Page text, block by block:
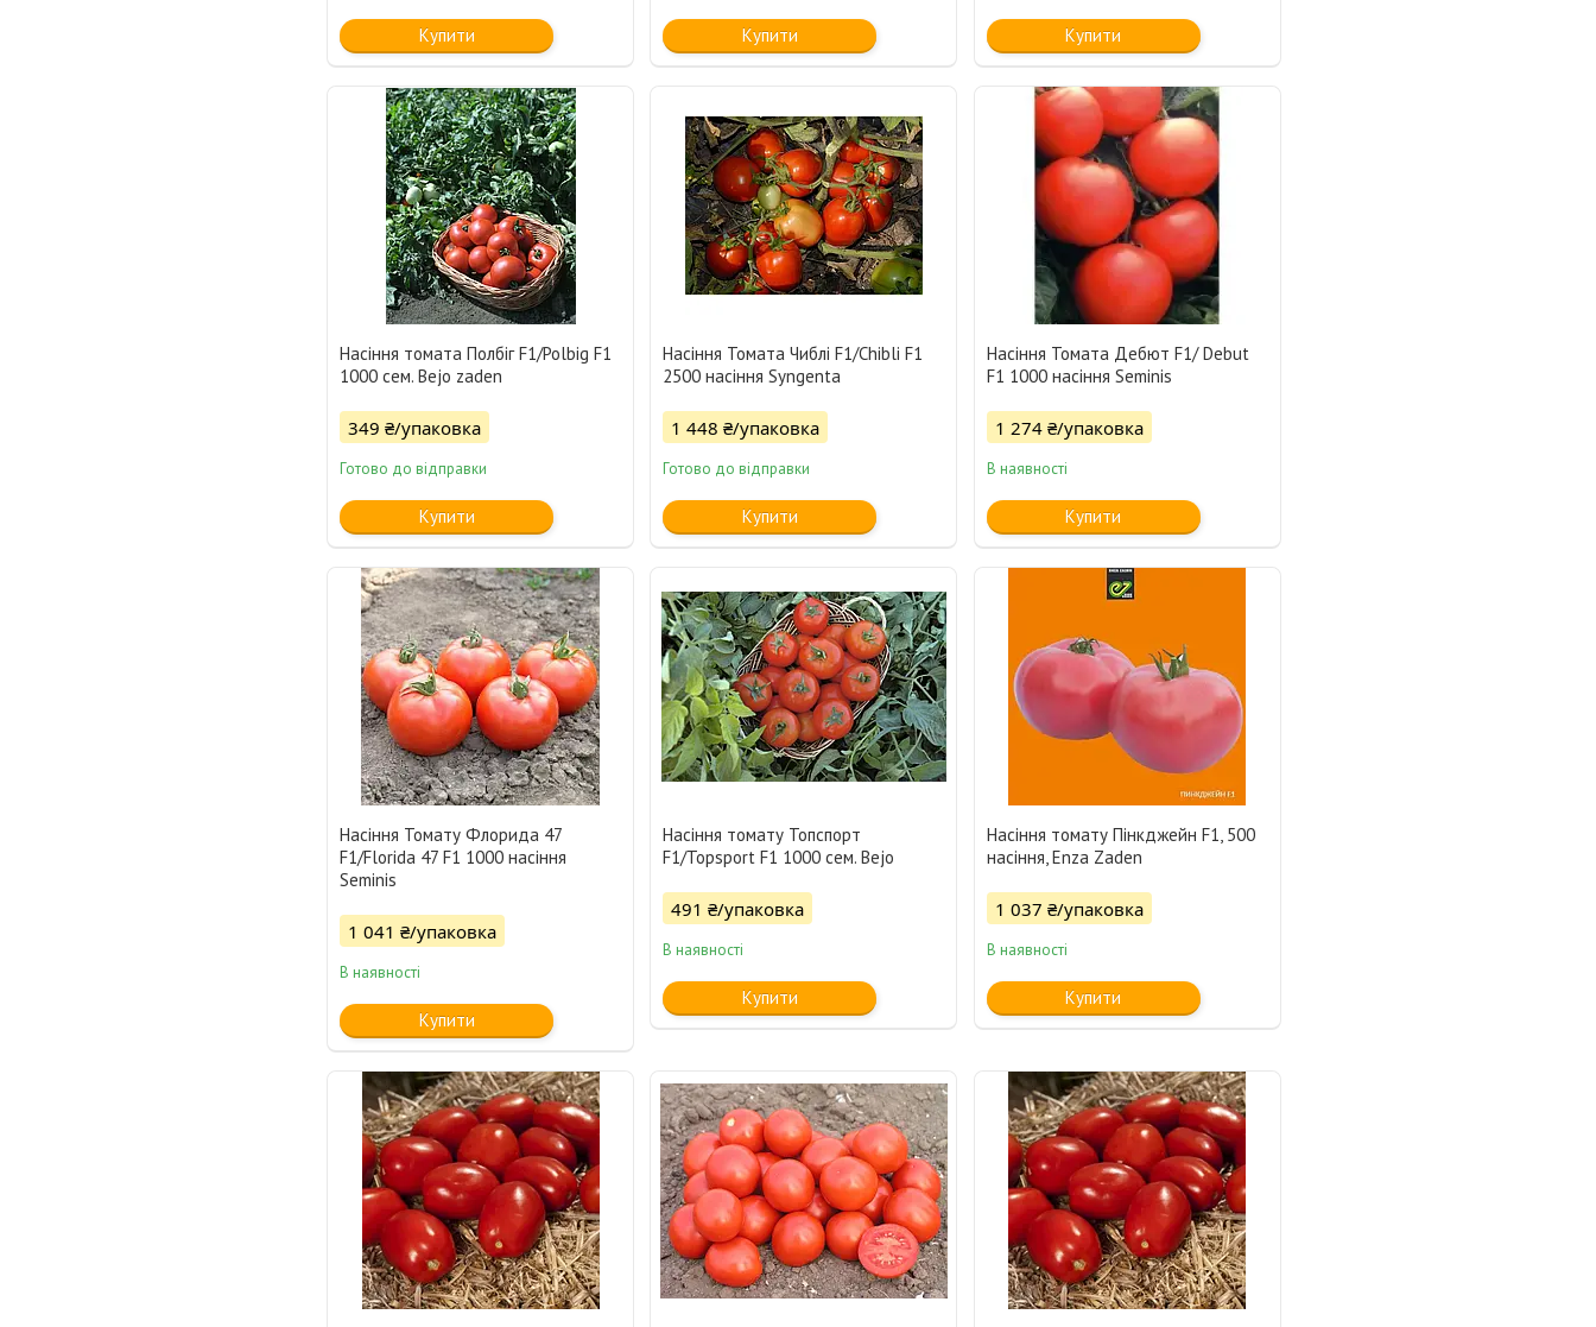
Купити Купити Купити
Насіння томата Полбіг F1/Polbig F1
1000 сем. Bejo zaden
349 ₴/упаковка
Готово до відправки
Купити
Насіння Томата Чиблі F1/Chibli F1
2500 насіння Syngenta
1 448 ₴/упаковка
Готово до відправки
Купити
Насіння Томата Дебют F1/ Debut
F1 1000 насіння Seminis
1 274 ₴/упаковка
В наявності
Купити
Насіння Томату Флорида 47
F1/Florida 47 F1 1000 насіння
Seminis
1 041 ₴/упаковка
В наявності
Купити
Насіння томату Топспорт
F1/Topsport F1 1000 сем. Bejo
491 ₴/упаковка
В наявності
Купити
Насіння томату Пінкджейн F1, 500
насіння, Enza Zaden
1 037 ₴/упаковка
В наявності
Купити